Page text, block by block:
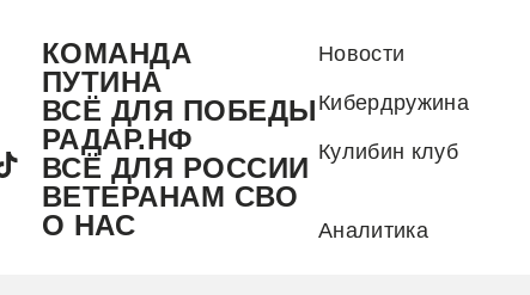
КОМАНДА
ПУТИНА
ВСЁ ДЛЯ ПОБЕДЫ
РАДАР.НФ
ВСЁ ДЛЯ РОССИИ
ВЕТЕРАНАМ СВО
О НАС
Новости
Кибердружина
Кулибин клуб
Аналитика